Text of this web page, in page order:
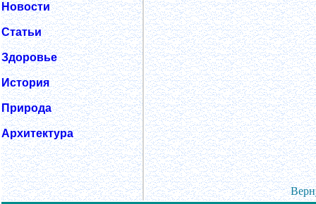
Новости
Статьи
Здоровье
История
Природа
Архитектура